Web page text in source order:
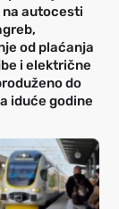
autocesti
od plaćanja
i električne
do
iduće godine